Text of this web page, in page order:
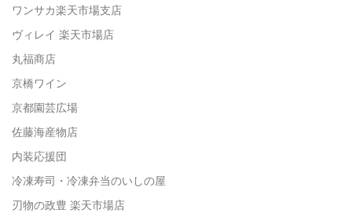
ワンサカ楽天市場支店
ヴィレイ 楽天市場店
丸福商店
京橋ワイン
京都園芸広場
佐藤海産物店
内装応援団
冷凍寿司・冷凍弁当のいしの屋
刃物の政豊 楽天市場店